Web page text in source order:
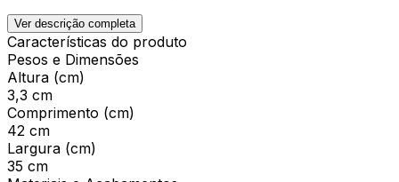
Ver descrição completa
Características do produto
Pesos e Dimensões
Altura (cm)
3,3 cm
Comprimento (cm)
42 cm
Largura (cm)
35 cm